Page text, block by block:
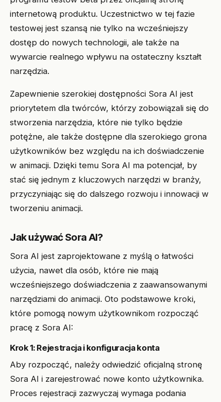
internetową produktu. Uczestnictwo w tej fazie
testowej jest szansą nie tylko na wcześniejszy
dostęp do nowych technologii, ale także na
wywarcie realnego wpływu na ostateczny kształt
narzędzia.
Zapewnienie szerokiej dostępności Sora AI jest
priorytetem dla twórców, którzy zobowiązali się do
stworzenia narzędzia, które nie tylko będzie
potężne, ale także dostępne dla szerokiego grona
użytkowników bez względu na ich doświadczenie
w animacji. Dzięki temu Sora AI ma potencjał, by
stać się jednym z kluczowych narzędzi w branży,
przyczyniając się do dalszego rozwoju i innowacji w
tworzeniu animacji.
Jak używać Sora AI?
Sora AI jest zaprojektowane z myślą o łatwości
użycia, nawet dla osób, które nie mają
wcześniejszego doświadczenia z zaawansowanymi
narzędziami do animacji. Oto podstawowe kroki,
które pomogą nowym użytkownikom rozpocząć
pracę z Sora AI:
Krok 1: Rejestracja i konfiguracja konta
Aby rozpocząć, należy odwiedzić oficjalną stronę
Sora AI i zarejestrować nowe konto użytkownika.
Proces rejestracji zazwyczaj wymaga podania